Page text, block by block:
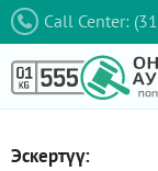
Call Center:
Эскертүү: